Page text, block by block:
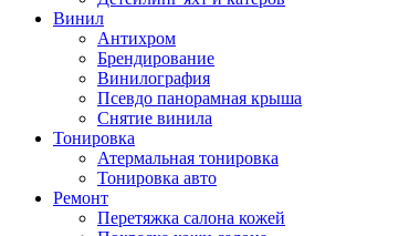
Винил
Антихром
Брендирование
Винилография
Псевдо панорамная крыша
Снятие винила
Тонировка
Атермальная тонировка
Тонировка авто
Ремонт
Перетяжка салона кожей